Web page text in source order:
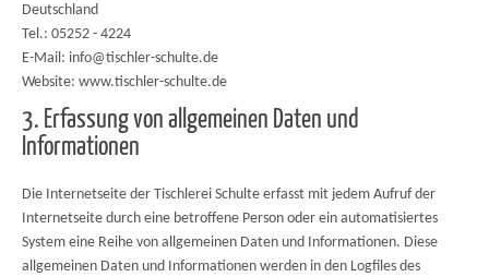
Deutschland
Tel.: 05252 - 4224
E-Mail: info@tischler-schulte.de
Website: www.tischler-schulte.de
3. Erfassung von allgemeinen Daten und
Informationen
Die Internetseite der Tischlerei Schulte erfasst mit jedem Aufruf der
Internetseite durch eine betroffene Person oder ein automatisiertes
System eine Reihe von allgemeinen Daten und Informationen. Diese
allgemeinen Daten und Informationen werden in den Logfiles des